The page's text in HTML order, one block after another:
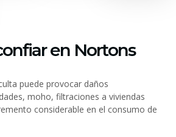
en Nortons
puede provocar daños
moho, filtraciones a viviendas
considerable en el consumo de